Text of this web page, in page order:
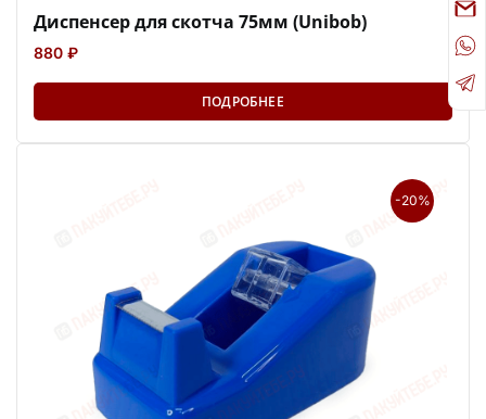
Диспенсер для скотча 75мм (Unibob)
880 ₽
ПОДРОБНЕЕ
-20%